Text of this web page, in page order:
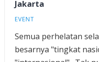
Jakarta
EVENT
Semua perhelatan
besarnya "tingkat